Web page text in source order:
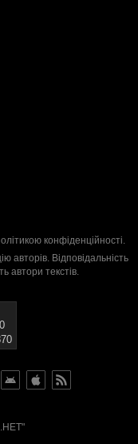
конфіденційності.
авторів. Відповідальність
автори текстів.